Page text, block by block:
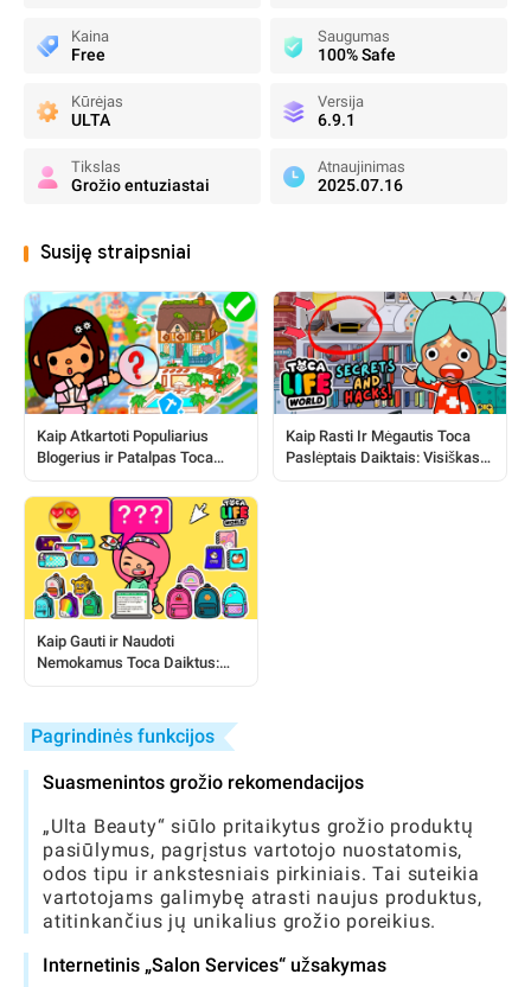
Kaina
Free
Saugumas
100% Safe
Kūrėjas
ULTA
Versija
6.9.1
Tikslas
Grožio entuziastai
Atnaujinimas
2025.07.16
Susiję straipsniai
Kaip Atkartoti Populiarius
Blogerius ir Patalpas Toca
Kaip Rasti Ir Mėgautis Toca
Paslėptais Daiktais: Visiškas
Kaip Gauti ir Naudoti
Nemokamus Toca Daiktus:
Pagrindinės funkcijos
Suasmenintos grožio rekomendacijos
„Ulta Beauty“ siūlo pritaikytus grožio produktų
pasiūlymus, pagrįstus vartotojo nuostatomis,
odos tipu ir ankstesniais pirkiniais. Tai suteikia
vartotojams galimybę atrasti naujus produktus,
atitinkančius jų unikalius grožio poreikius.
Internetinis „Salon Services“ užsakymas